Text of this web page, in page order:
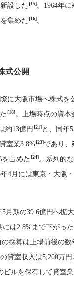
設した [15]。1964年
集めた [16]。
式公開
に大阪市場へ株式を
[18]。上場時点の資本
約13億円 [21]と、同年
室業3.8%[23]であり、
を占めた [24]。系列的
年4月には東京・大阪
5月期の39.6億円へ拡大
には2.8%まで下がった
の採算は上場前後の数
貸室収入は5,200万
ビルを保有して貸室